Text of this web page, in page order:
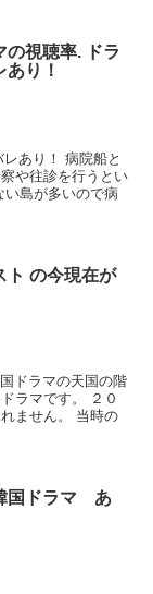
の視聴率. ドラ
り！
あり！ 病院船と
や往診を行うとい
い島が多いので病
ト の今現在が
ドラマの天国の階
ラマです。 ２０
ません。 当時の
国ドラマ あ